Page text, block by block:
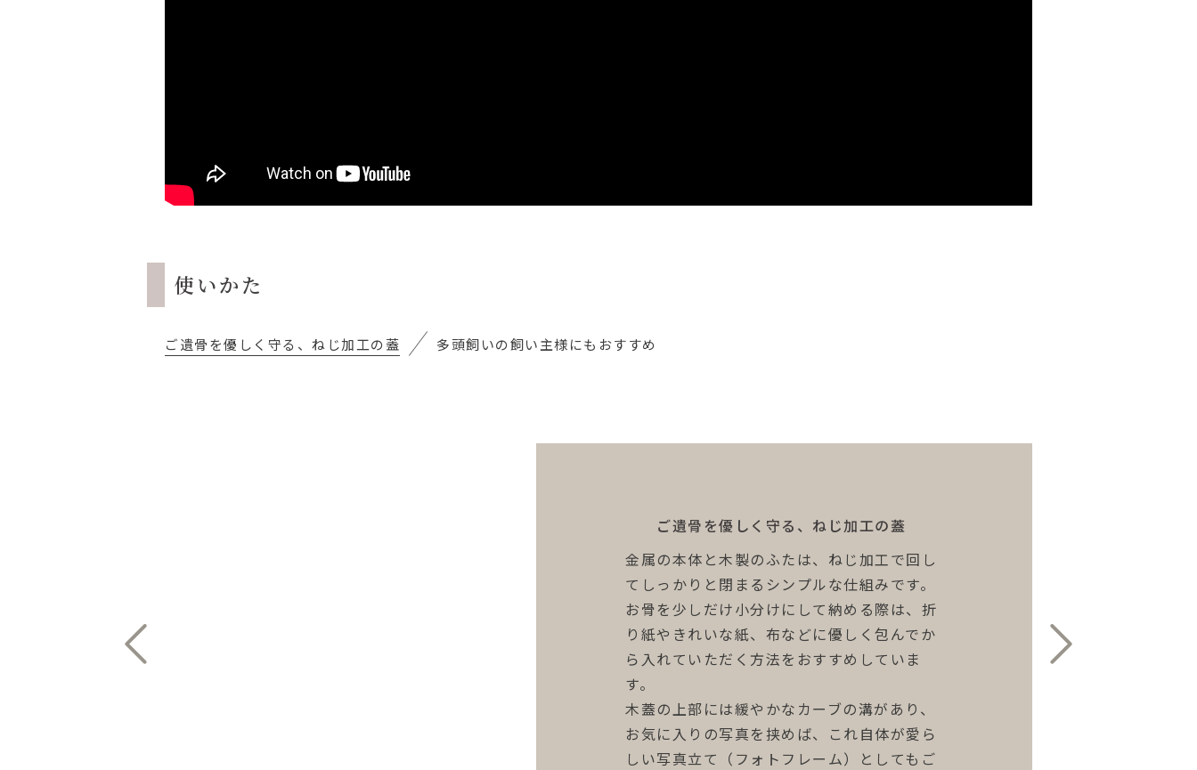
使いかた
ご遺骨を優しく守る、ねじ加工の蓋 多頭飼いの飼い主様にもおすすめ
ご遺骨を優しく守る、ねじ加工の蓋
金属の本体と木製のふたは、ねじ加工で回し
てしっかりと閉まるシンプルな仕組みです。
お骨を少しだけ小分けにして納める際は、折
り紙やきれいな紙、布などに優しく包んでか
ら入れていただく方法をおすすめしていま
す。
木蓋の上部には緩やかなカーブの溝があり、
お気に入りの写真を挟めば、これ自体が愛ら
しい写真立て（フォトフレーム）としてもご
多頭飼いの飼い主様にもおすすめ
場所を選ばないスリムな円筒形のシリンダ
は、リビングルームやベッドサイドなど、限
られたスペースにもすっきりと収まります。
2つ並べて置いても圧迫感がなく、インテリ
アに美しく馴染むため、たくさんの愛犬・愛
猫に囲まれて暮らしてきた多頭飼いの飼い主
様にもおすすめです。